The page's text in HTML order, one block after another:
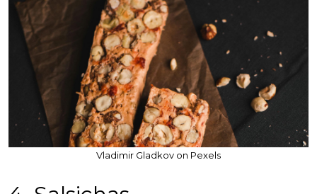
Vladimir Gladkov on Pexels